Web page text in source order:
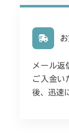
メール返
ご入金い
後、迅速